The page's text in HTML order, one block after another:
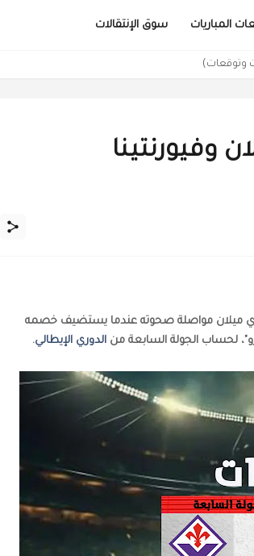
المباريات سوق الإنتقالات
وتوقعات)
وفيورنتينا
ميلان مواصلة صحوته عندما يستضيف خصمه
الدوري الإيطالي.